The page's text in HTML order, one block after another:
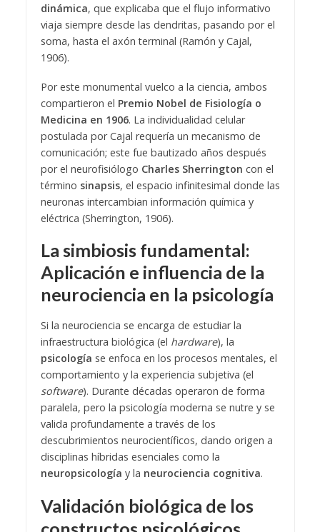
dinámica, que explicaba que el flujo informativo
viaja siempre desde las dendritas, pasando por el
soma, hasta el axón terminal (Ramón y Cajal,
1906).
Por este monumental vuelco a la ciencia, ambos
compartieron el Premio Nobel de Fisiología o
Medicina en 1906. La individualidad celular
postulada por Cajal requería un mecanismo de
comunicación; este fue bautizado años después
por el neurofisiólogo Charles Sherrington con el
término sinapsis, el espacio infinitesimal donde las
neuronas intercambian información química y
eléctrica (Sherrington, 1906).
La simbiosis fundamental:
Aplicación e influencia de la
neurociencia en la psicología
Si la neurociencia se encarga de estudiar la
infraestructura biológica (el hardware), la
psicología se enfoca en los procesos mentales, el
comportamiento y la experiencia subjetiva (el
software). Durante décadas operaron de forma
paralela, pero la psicología moderna se nutre y se
valida profundamente a través de los
descubrimientos neurocientíficos, dando origen a
disciplinas híbridas esenciales como la
neuropsicología y la neurociencia cognitiva.
Validación biológica de los